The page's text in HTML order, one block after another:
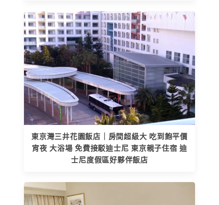
東京灣三井花園飯店｜房間超級大 吃到飽平價
宵夜 大浴場 免費接駁迪士尼 東京親子住宿 迪
士尼度假區好夥伴飯店